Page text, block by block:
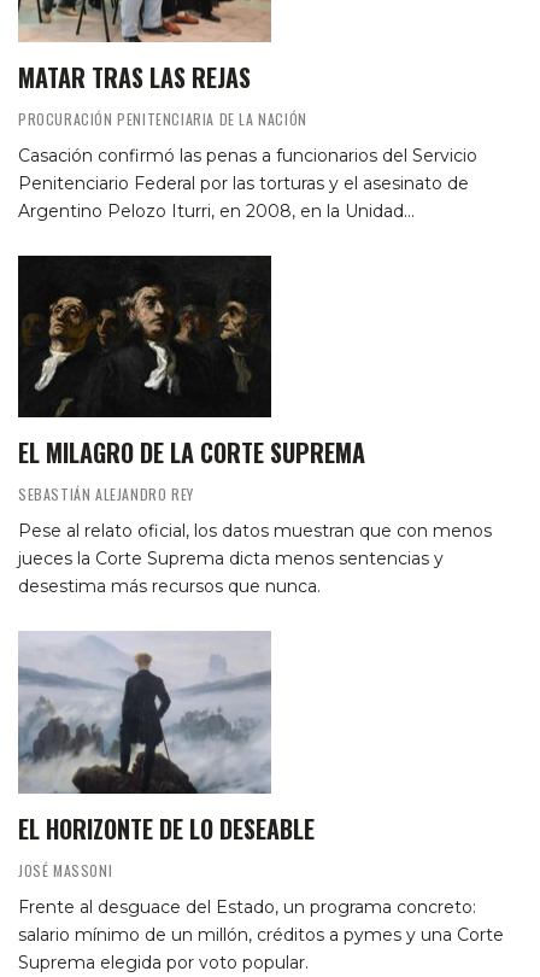
MATAR TRAS LAS REJAS
PROCURACIÓN PENITENCIARIA DE LA NACIÓN
Casación confirmó las penas a funcionarios del Servicio
Penitenciario Federal por las torturas y el asesinato de
Argentino Pelozo Iturri, en 2008, en la Unidad…
EL MILAGRO DE LA CORTE SUPREMA
SEBASTIÁN ALEJANDRO REY
Pese al relato oficial, los datos muestran que con menos
jueces la Corte Suprema dicta menos sentencias y
desestima más recursos que nunca.
EL HORIZONTE DE LO DESEABLE
JOSÉ MASSONI
Frente al desguace del Estado, un programa concreto:
salario mínimo de un millón, créditos a pymes y una Corte
Suprema elegida por voto popular.